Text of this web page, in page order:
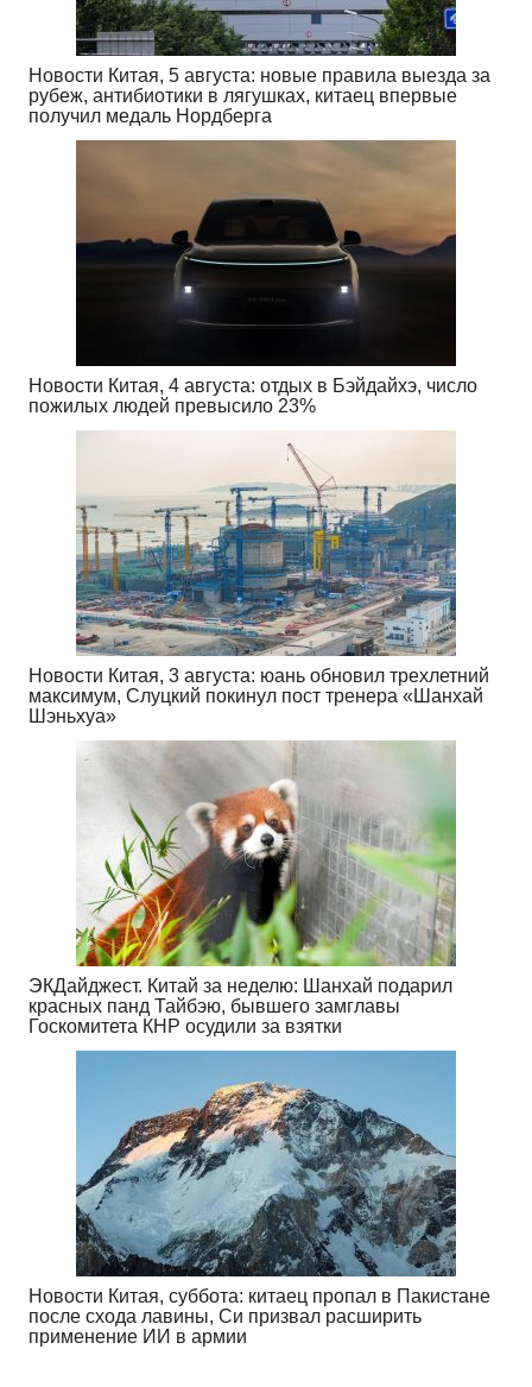
Новости Китая, 5 августа: новые правила выезда за
рубеж, антибиотики в лягушках, китаец впервые
получил медаль Нордберга
Новости Китая, 4 августа: отдых в Бэйдайхэ, число
пожилых людей превысило 23%
Новости Китая, 3 августа: юань обновил трехлетний
максимум, Слуцкий покинул пост тренера «Шанхай
Шэньхуа»
ЭКДайджест. Китай за неделю: Шанхай подарил
красных панд Тайбэю, бывшего замглавы
Госкомитета КНР осудили за взятки
Новости Китая, суббота: китаец пропал в Пакистане
после схода лавины, Си призвал расширить
применение ИИ в армии